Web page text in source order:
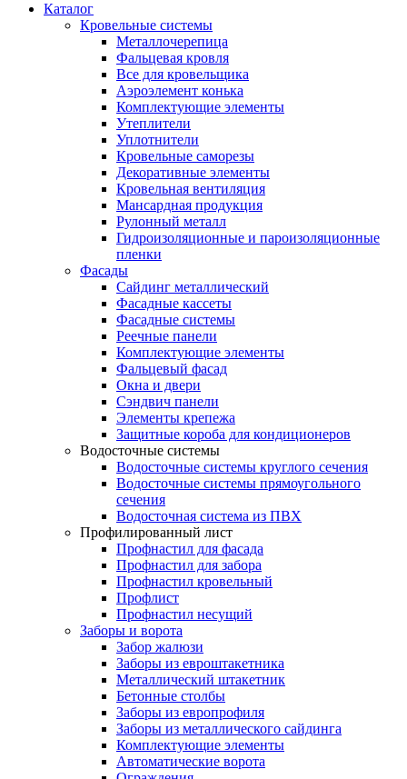
Каталог
Кровельные системы
Металлочерепица
Фальцевая кровля
Все для кровельщика
Аэроэлемент конька
Комплектующие элементы
Утеплители
Уплотнители
Кровельные саморезы
Декоративные элементы
Кровельная вентиляция
Мансардная продукция
Рулонный металл
Гидроизоляционные и пароизоляционные
пленки
Фасады
Сайдинг металлический
Фасадные кассеты
Фасадные системы
Реечные панели
Комплектующие элементы
Фальцевый фасад
Окна и двери
Сэндвич панели
Элементы крепежа
Защитные короба для кондиционеров
Водосточные системы
Водосточные системы круглого сечения
Водосточные системы прямоугольного
сечения
Водосточная система из ПВХ
Профилированный лист
Профнастил для фасада
Профнастил для забора
Профнастил кровельный
Профлист
Профнастил несущий
Заборы и ворота
Забор жалюзи
Заборы из евроштакетника
Металлический штакетник
Бетонные столбы
Заборы из европрофиля
Заборы из металлического сайдинга
Комплектующие элементы
Автоматические ворота